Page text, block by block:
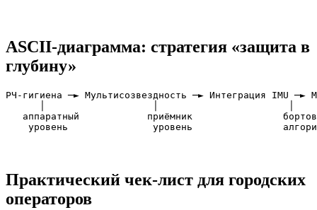
ASCII‑диаграмма: стратегия «защита в
глубину»
РЧ‑гигиена ─► Мультисозвездность ─► Интеграция IMU ─►
аппаратный            приёмник
Практический чек‑лист для городских
операторов